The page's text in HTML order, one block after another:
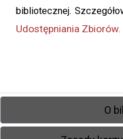
bibliotecznej.
Udostępniania Zbiorów.
O